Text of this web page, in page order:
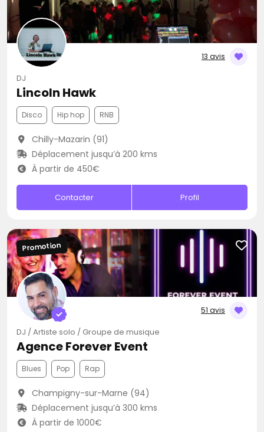
13 avis
DJ
Lincoln Hawk
Disco Hip hop RNB
Chilly-Mazarin (91)
Déplacement jusqu’à 200 kms
À partir de 450€
Contacter Profil
51 avis
Promotion
DJ / Artiste solo / Groupe de musique
Agence Forever Event
Blues Pop Rap
Champigny-sur-Marne (94)
Déplacement jusqu’à 300 kms
À partir de 1000€